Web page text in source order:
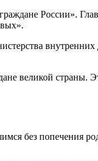
России».
великой страны.
без попечения